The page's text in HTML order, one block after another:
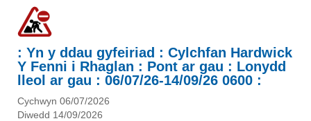
: Yn y ddau gyfeiriad : Cylchfan Hardwick
Y Fenni i Rhaglan : Pont ar gau : Lonydd
lleol ar gau : 06/07/26-14/09/26 0600 :
Cychwyn 06/07/2026
Diwedd 14/09/2026